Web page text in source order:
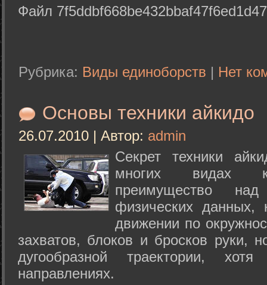
Файл
Рубрика: Виды единоборств | Нет
Основы техники айкидо
26.07.2010 | Автор: admin
Секрет техники
многих видах
преимущество
физических данных,
движении по
захватов, блоков и бросков руки,
дугообразной траектории,
направлениях.